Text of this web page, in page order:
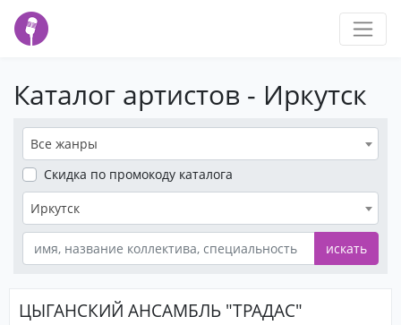
Каталог артистов - Иркутск
Все жанры
Скидка по промокоду каталога
Иркутск
искать
ЦЫГАНСКИЙ АНСАМБЛЬ "ТРАДАС"